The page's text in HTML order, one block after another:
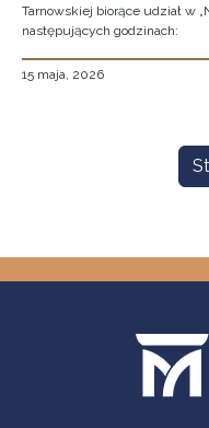
Tarnowskiej biorące udział w
następujących godzinach:
15 maja, 2026